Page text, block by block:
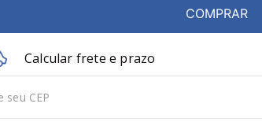
COMPRAR
Calcular frete e prazo